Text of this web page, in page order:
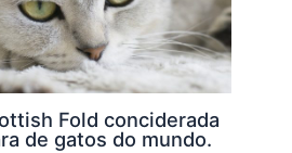
Fold conciderada
de gatos do mundo.